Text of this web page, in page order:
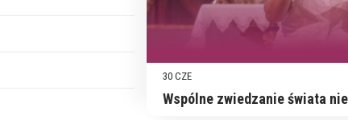
30 CZE
Wspólne zwiedzanie świata